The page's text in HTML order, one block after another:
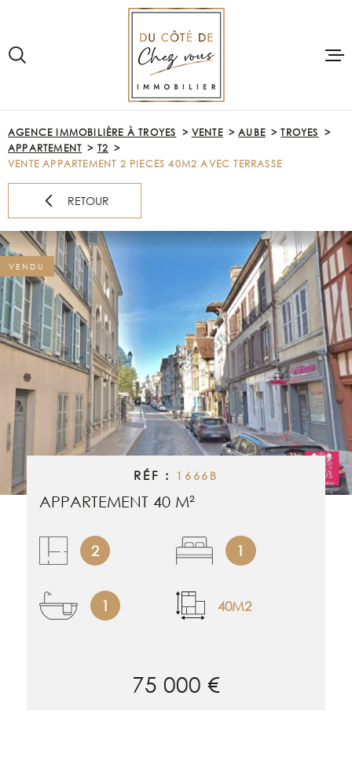
recherche
principal
ACCUEIL
LOUER
VENDRE
NOTRE
ALERTE
ESTIMATION
NOS BIENS
AGENCE IMMOBILIÈRE À TROYES VENTE AUBE
TROYES
APPARTEMENT
T2
VENTE APPARTEMENT 2 PIECES 40M2 AVEC TERRASSE
RETOUR
VENDU
RÉF : 1666B
APPARTEMENT 40 M²
2 1
1 40M2
75 000 €
VOTRE
RECHERCHE
TYPE
VILLE
BUDGET
RECHERCHER